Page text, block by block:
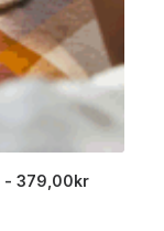
379,00kr